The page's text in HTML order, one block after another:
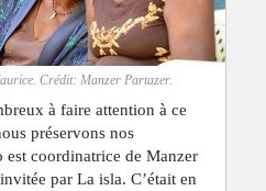
Crédit: Manzer Partazer.
à faire attention à ce
préservons nos
est coordinatrice de Manzer
par La isla. C’était en